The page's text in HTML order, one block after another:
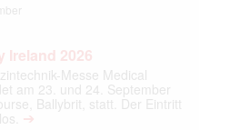
Ireland 2026
Messe Medical
am 23. und 24. September
Ballybrit, statt. Der Eintritt
➔